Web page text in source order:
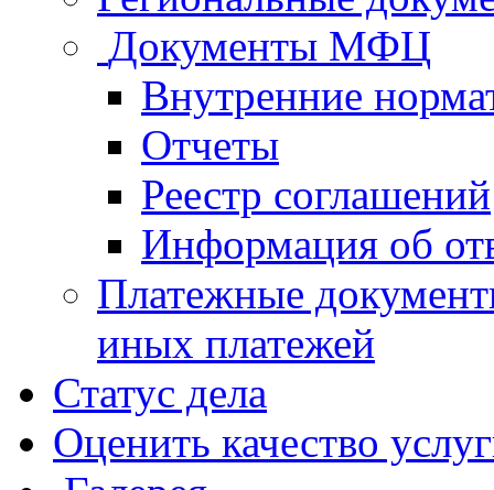
Документы МФЦ
Внутренние
Отчеты
Реестр соглашений
Информация об
Платежные
иных платежей
Статус дела
Оценить качество